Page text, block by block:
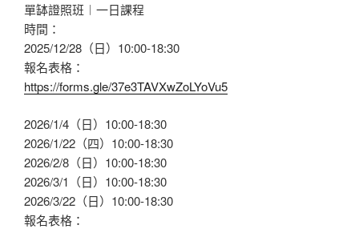
單缽證照班︱一日課程
時間：
2025/12/28（日）10:00-18:30
報名表格：
https://forms.gle/37e3TAVXwZoLYoVu5
2026/1/4（日）10:00-18:30
2026/1/22（四）10:00-18:30
2026/2/8（日）10:00-18:30
2026/3/1（日）10:00-18:30
2026/3/22（日）10:00-18:30
報名表格：